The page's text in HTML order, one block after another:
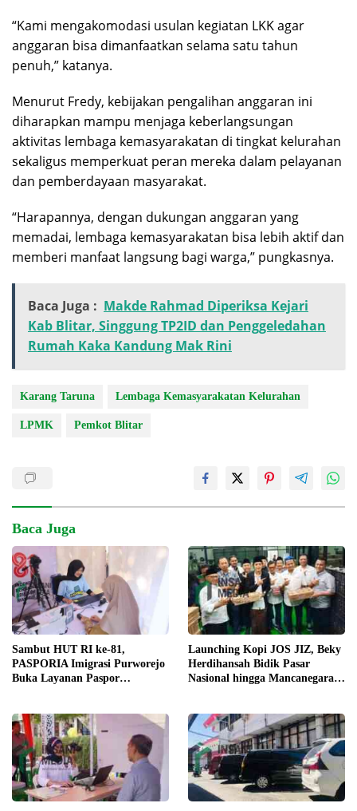
“Kami mengakomodasi usulan kegiatan LKK agar
anggaran bisa dimanfaatkan selama satu tahun
penuh,” katanya.
Menurut Fredy, kebijakan pengalihan anggaran ini
diharapkan mampu menjaga keberlangsungan
aktivitas lembaga kemasyarakatan di tingkat kelurahan
sekaligus memperkuat peran mereka dalam pelayanan
dan pemberdayaan masyarakat.
“Harapannya, dengan dukungan anggaran yang
memadai, lembaga kemasyarakatan bisa lebih aktif dan
memberi manfaat langsung bagi warga,” pungkasnya.
Baca Juga : Makde Rahmad Diperiksa Kejari
Kab Blitar, Singgung TP2ID dan Penggeledahan
Rumah Kaka Kandung Mak Rini
Karang Taruna Lembaga Kemasyarakatan Kelurahan
LPMK Pemkot Blitar
Baca Juga
Sambut HUT RI ke-81,
PASPORIA Imigrasi Purworejo
Buka Layanan Paspor
Launching Kopi JOS JIZ, Beky
Herdihansah Bidik Pasar
Nasional hingga Mancanegara